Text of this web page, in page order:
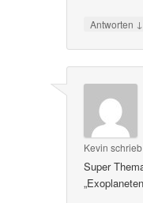
Antworten ↓
Kevin schrieb
Super